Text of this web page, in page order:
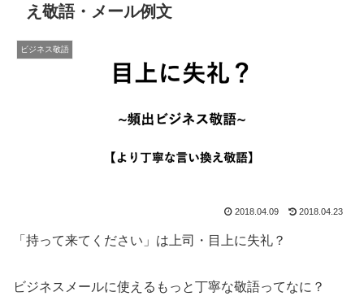
え敬語・メール例文
ビジネス敬語
2018.04.09 2018.04.23
「持って来てください」は上司・目上に失礼？
ビジネスメールに使えるもっと丁寧な敬語ってなに？